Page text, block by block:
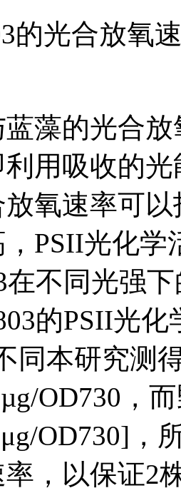
的光合放氧
藻的光合
用吸收的
氧速率可
PSII光化
在不同光强
的PSII光
同本研究测
OD730，
OD730]，
，以保证2